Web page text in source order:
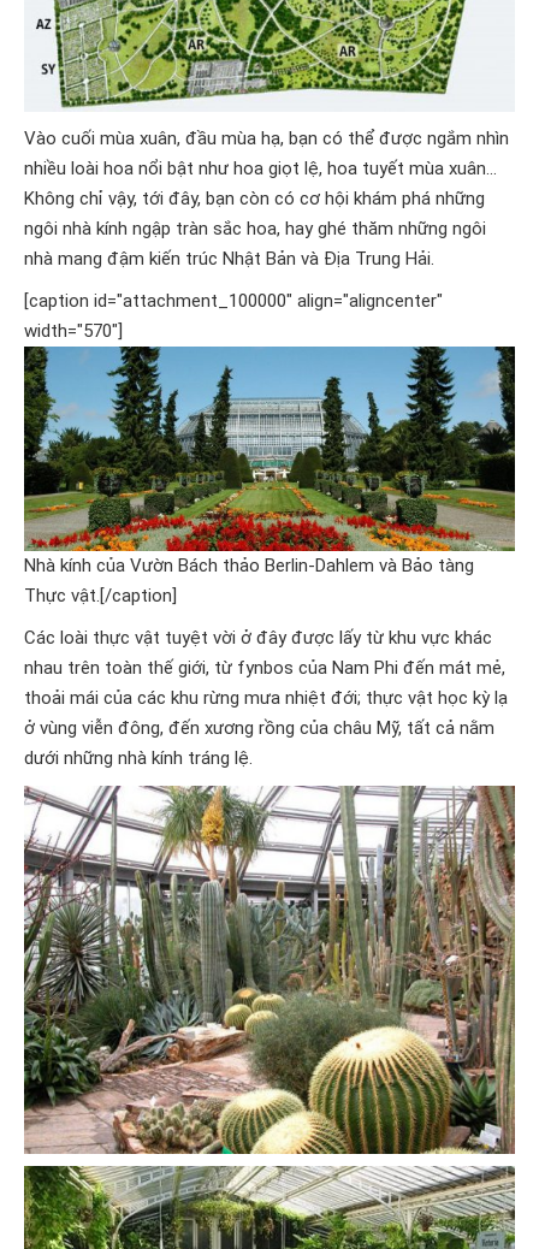
Vào cuối mùa xuân, đầu mùa hạ, bạn có thể được ngắm nhìn
nhiều loài hoa nổi bật như hoa giọt lệ, hoa tuyết mùa xuân…
Không chỉ vậy, tới đây, bạn còn có cơ hội khám phá những
ngôi nhà kính ngập tràn sắc hoa, hay ghé thăm những ngôi
nhà mang đậm kiến trúc Nhật Bản và Địa Trung Hải.
[caption id="attachment_100000" align="aligncenter"
width="570"]
Nhà kính của Vườn Bách thảo Berlin-Dahlem và Bảo tàng
Thực vật.[/caption]
Các loài thực vật tuyệt vời ở đây được lấy từ khu vực khác
nhau trên toàn thế giới, từ fynbos của Nam Phi đến mát mẻ,
thoải mái của các khu rừng mưa nhiệt đới; thực vật học kỳ lạ
ở vùng viễn đông, đến xương rồng của châu Mỹ, tất cả nằm
dưới những nhà kính tráng lệ.